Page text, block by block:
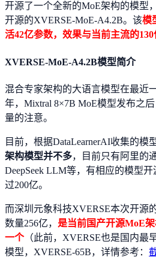
开源了一个全新的MoE架构的模型
开源的XVERSE-MoE-A4.2B。该模
活42亿参数，效果与当前主流的
XVERSE-MoE-A4.2B模型简介
混合专家架构的大语言模型在最近
年，Mixtral 8×7B MoE模型发布之
量的注意。
目前，根据DataLearnerAI收集的模
架构模型并不多，目前只有阿里的
DeepSeek LLM等，有相应的模型
过200亿。
而深圳元象科技XVERSE本次开源
数量256亿， 是当前国产开源MoE
一个（此前，XVERSE也是国内最
模型，XVERSE-65B，详情参考：